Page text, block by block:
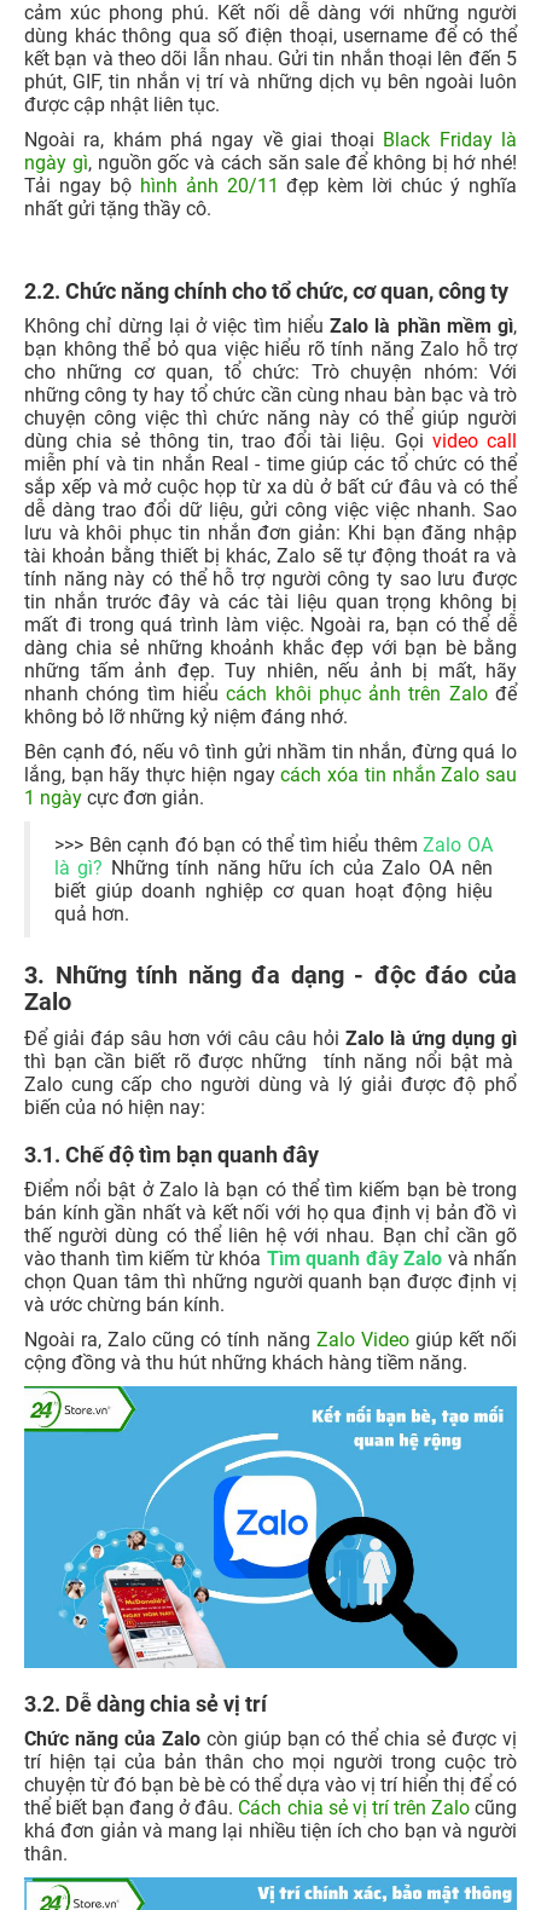
cảm xúc phong phú. Kết nối dễ dàng với những người
dùng khác thông qua số điện thoại, username để có thể
kết bạn và theo dõi lẫn nhau. Gửi tin nhắn thoại lên đến 5
phút, GIF, tin nhắn vị trí và những dịch vụ bên ngoài luôn
được cập nhật liên tục.
Ngoài ra, khám phá ngay về giai thoại Black Friday là
ngày gì, nguồn gốc và cách săn sale để không bị hớ nhé!
Tải ngay bộ hình ảnh 20/11 đẹp kèm lời chúc ý nghĩa
nhất gửi tặng thầy cô.
2.2. Chức năng chính cho tổ chức, cơ quan, công ty
Không chỉ dừng lại ở việc tìm hiểu Zalo là phần mềm gì,
bạn không thể bỏ qua việc hiểu rõ tính năng Zalo hỗ trợ
cho những cơ quan, tổ chức: Trò chuyện nhóm: Với
những công ty hay tổ chức cần cùng nhau bàn bạc và trò
chuyện công việc thì chức năng này có thể giúp người
dùng chia sẻ thông tin, trao đổi tài liệu. Gọi video call
miễn phí và tin nhắn Real - time giúp các tổ chức có thể
sắp xếp và mở cuộc họp từ xa dù ở bất cứ đâu và có thể
dễ dàng trao đổi dữ liệu, gửi công việc việc nhanh. Sao
lưu và khôi phục tin nhắn đơn giản: Khi bạn đăng nhập
tài khoản bằng thiết bị khác, Zalo sẽ tự động thoát ra và
tính năng này có thể hỗ trợ người công ty sao lưu được
tin nhắn trước đây và các tài liệu quan trọng không bị
mất đi trong quá trình làm việc. Ngoài ra, bạn có thể dễ
dàng chia sẻ những khoảnh khắc đẹp với bạn bè bằng
những tấm ảnh đẹp. Tuy nhiên, nếu ảnh bị mất, hãy
nhanh chóng tìm hiểucách khôi phục ảnh trên Zalođể
không bỏ lỡ những kỷ niệm đáng nhớ.
Bên cạnh đó, nếu vô tình gửi nhầm tin nhắn, đừng quá lo
lắng, bạn hãy thực hiện ngaycách xóa tin nhắn Zalo sau
1 ngày cực đơn giản.
>>> Bên cạnh đó bạn có thể tìm hiểu thêmZalo OA
là gì? Những tính năng hữu ích của Zalo OA nên
biết giúp doanh nghiệp cơ quan hoạt động hiệu
quả hơn.
3. Những tính năng đa dạng - độc đáo của
Zalo
Để giải đáp sâu hơn với câu câu hỏi Zalo là ứng dụng gì
thì bạn cần biết rõ được những tính năng nổi bật mà
Zalo cung cấp cho người dùng và lý giải được độ phổ
biến của nó hiện nay:
3.1. Chế độ tìm bạn quanh đây
Điểm nổi bật ở Zalo là bạn có thể tìm kiếm bạn bè trong
bán kính gần nhất và kết nối với họ qua định vị bản đồ vì
thế người dùng có thể liên hệ với nhau. Bạn chỉ cần gõ
vào thanh tìm kiếm từ khóa Tìm quanh đây Zalo và nhấn
chọn Quan tâm thì những người quanh bạn được định vị
và ước chừng bán kính.
Ngoài ra, Zalo cũng có tính năng Zalo Videogiúp kết nối
cộng đồng và thu hút những khách hàng tiềm năng.
3.2. Dễ dàng chia sẻ vị trí
Chức năng của Zalo còn giúp bạn có thể chia sẻ được vị
trí hiện tại của bản thân cho mọi người trong cuộc trò
chuyện từ đó bạn bè bè có thể dựa vào vị trí hiển thị để có
thể biết bạn đang ở đâu. Cách chia sẻ vị trí trên Zalocũng
khá đơn giản và mang lại nhiều tiện ích cho bạn và người
thân.